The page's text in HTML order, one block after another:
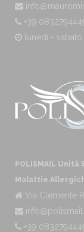
+39
lunedì -
POLISMAIL
Malattie
Via Clemente
+39